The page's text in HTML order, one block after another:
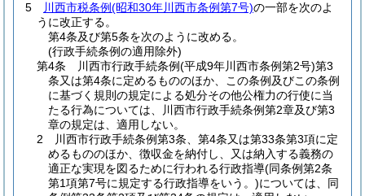
5
川西市税条例(昭和30年川西市条例第7号)の一部を次のよ
うに改正する。
第4条及び第5条を次のように改める。
(行政手続条例の適用除外)
第4条 川西市行政手続条例(平成9年川西市条例第2号)第3
条又は第4条に定めるもののほか、この条例及びこの条例
に基づく規則の規定による処分その他公権力の行使に当
たる行為については、川西市行政手続条例第2章及び第3
章の規定は、適用しない。
2 川西市行政手続条例第3条、第4条又は第33条第3項に定
めるもののほか、徴収金を納付し、又は納入する義務の
適正な実現を図るために行われる行政指導(同条例第2条
第1項第7号に規定する行政指導をいう。)については、同